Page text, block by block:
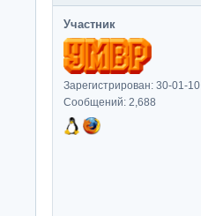
Участник
Зарегистрирован: 30-01-10
Сообщений: 2,688